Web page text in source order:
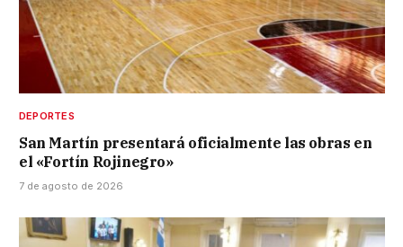
DEPORTES
San Martín presentará oficialmente las obras en
el «Fortín Rojinegro»
7 de agosto de 2026